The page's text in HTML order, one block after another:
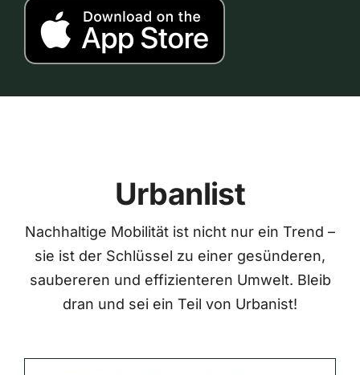
Urbanlist
Nachhaltige Mobilität ist nicht nur ein Trend –
sie ist der Schlüssel zu einer gesünderen,
saubereren und effizienteren Umwelt. Bleib
dran und sei ein Teil von Urbanist!